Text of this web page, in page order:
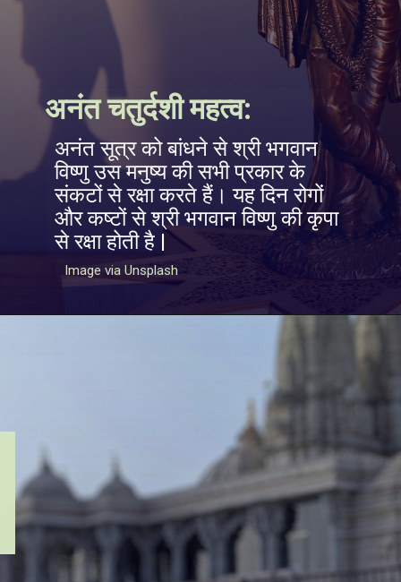
Image via Unsplash
अनंत सूत्र को बांधने से श्री भगवान
विष्णु उस मनुष्य की सभी प्रकार के
संकटों से रक्षा करते हैं। यह दिन रोगों
और कष्टों से श्री भगवान विष्णु की कृपा
से रक्षा होती है |
अनंत चतुर्दशी महत्व: